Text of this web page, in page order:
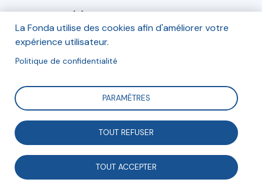
Janvier 2025 (4)
Décembre 2024 (6)
Novembre 2024 (1)
Septembre 2024 (2)
Juillet 2024 (2)
Juin 2024 (2)
Mai 2024 (2)
La Fonda utilise des cookies afin d'améliorer votre
expérience utilisateur.
Politique de confidentialité
PARAMÈTRES
TOUT REFUSER
TOUT ACCEPTER